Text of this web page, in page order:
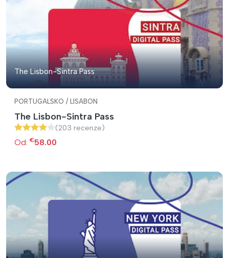
The Lisbon-Sintra Pass
PORTUGALSKO / LISABON
The Lisbon-Sintra Pass
(203 recenze)
Od: €58.00